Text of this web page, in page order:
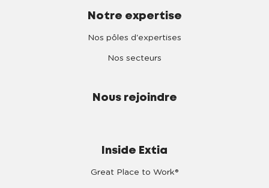
Notre expertise
Nos pôles d'expertises
Nos secteurs
Nous rejoindre
Inside Extia
Great Place to Work®